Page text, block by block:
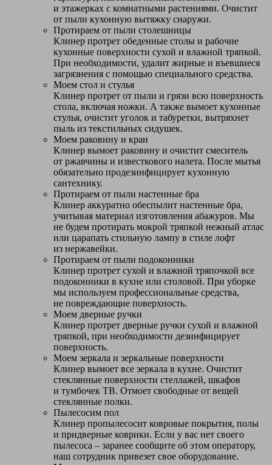
и этажерках с комнатными растениями. Очистит
от пыли кухонную вытяжку снаружи.
Протираем от пыли столешницы
Клинер протрет обеденные столы и рабочие
кухонные поверхности сухой и влажной тряпкой.
При необходимости, удалит жирные и въевшиеся
загрязнения с помощью специального средства.
Моем стол и стулья
Клинер протрет от пыли и грязи всю поверхность
стола, включая ножки. А также вымоет кухонные
стулья, очистит уголок и табуретки, вытряхнет
пыль из текстильных сидушек.
Моем раковину и кран
Клинер вымоет раковину и очистит смеситель
от ржавчины и известкового налета. После мытья
обязательно продезинфицирует кухонную
сантехнику.
Протираем от пыли настенные бра
Клинер аккуратно обеспылит настенные бра,
учитывая материал изготовления абажуров. Мы
не будем протирать мокрой тряпкой нежный атлас
или царапать стильную лампу в стиле лофт
из нержавейки.
Протираем от пыли подоконники
Клинер протрет сухой и влажной тряпочкой все
подоконники в кухне или столовой. При уборке
мы используем профессиональные средства,
не повреждающие поверхность.
Моем дверные ручки
Клинер протрет дверные ручки сухой и влажной
тряпкой, при необходимости дезинфицирует
поверхность.
Моем зеркала и зеркальные поверхности
Клинер вымоет все зеркала в кухне. Очистит
стеклянные поверхности стеллажей, шкафов
и тумбочек ТВ. Отмоет свободные от вещей
стеклянные полки.
Пылесосим пол
Клинер пропылесосит ковровые покрытия, полы
и придверные коврики. Если у вас нет своего
пылесоса – заранее сообщите об этом оператору,
наш сотрудник привезет свое оборудование.